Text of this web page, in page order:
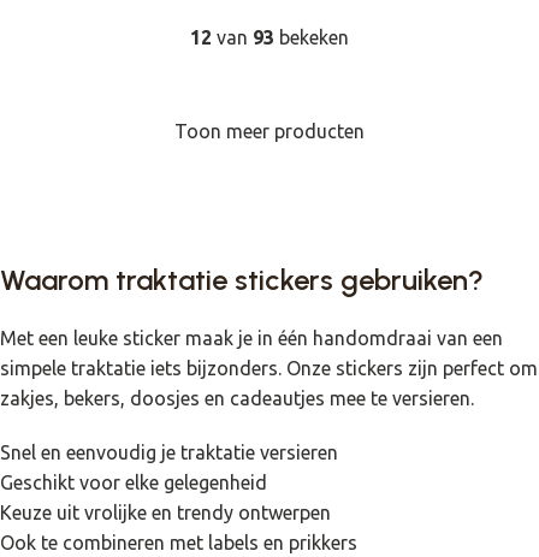
12 van 93 bekeken
Toon meer producten
Waarom traktatie stickers gebruiken?
Met een leuke sticker maak je in één handomdraai van een
simpele traktatie iets bijzonders. Onze stickers zijn perfect om
zakjes, bekers, doosjes en cadeautjes mee te versieren.
Snel en eenvoudig je traktatie versieren
Geschikt voor elke gelegenheid
Keuze uit vrolijke en trendy ontwerpen
Ook te combineren met labels en prikkers